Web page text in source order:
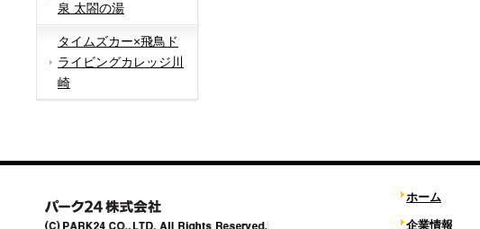
泉 太閤の湯
タイムズカー×飛鳥ド
ライビングカレッジ川
崎
ホーム
企業情報